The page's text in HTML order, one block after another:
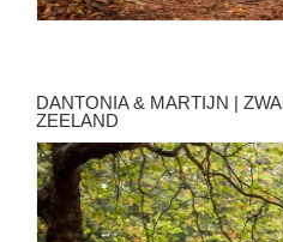
DANTONIA & MARTIJN |
ZEELAND